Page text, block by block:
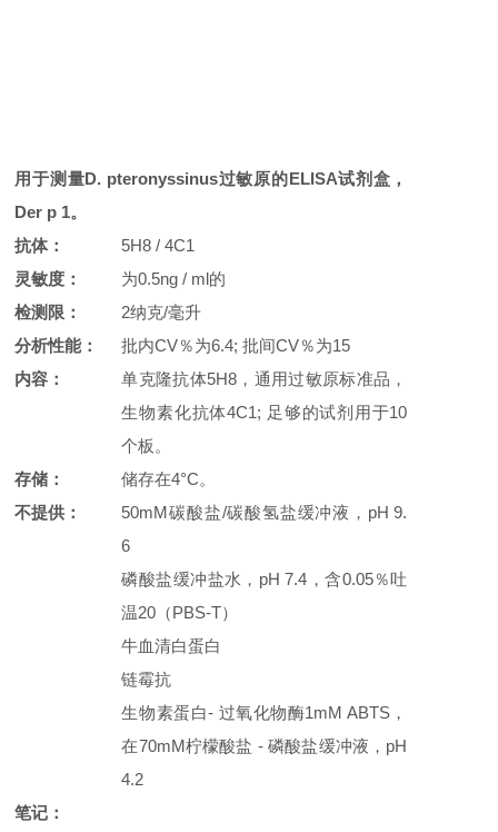
用于测量D. pteronyssinus过敏原的ELISA试剂盒，
Der p 1。
抗体：
5H8 / 4C1
灵敏度：
为0.5ng / ml的
检测限：
2纳克/毫升
分析性能：
批内CV％为6.4; 批间CV％为15
内容：
单克隆抗体5H8，通用过敏原标准品，
生物素化抗体4C1; 足够的试剂用于10
个板。
存储：
储存在4°C。
不提供：
50mM碳酸盐/碳酸氢盐缓冲液，pH 9.
6
磷酸盐缓冲盐水，pH 7.4，含0.05％吐
温20（PBS-T）
牛血清白蛋白
链霉抗
生物素蛋白- 过氧化物酶1mM ABTS，
在70mM柠檬酸盐 - 磷酸盐缓冲液，pH
4.2
笔记：